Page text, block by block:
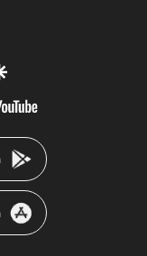
google
youtube-